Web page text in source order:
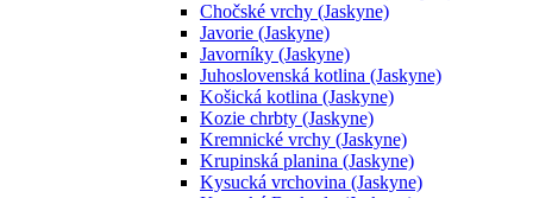
Chočské vrchy (Jaskyne)
Javorie (Jaskyne)
Javorníky (Jaskyne)
Juhoslovenská kotlina (Jaskyne)
Košická kotlina (Jaskyne)
Kozie chrbty (Jaskyne)
Kremnické vrchy (Jaskyne)
Krupinská planina (Jaskyne)
Kysucká vrchovina (Jaskyne)